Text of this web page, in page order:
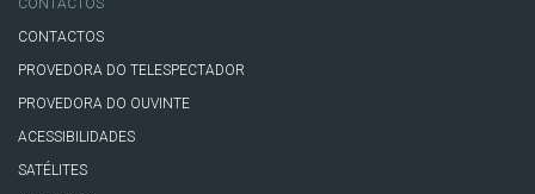
CONTACTOS
CONTACTOS
PROVEDORA DO TELESPECTADOR
PROVEDORA DO OUVINTE
ACESSIBILIDADES
SATÉLITES